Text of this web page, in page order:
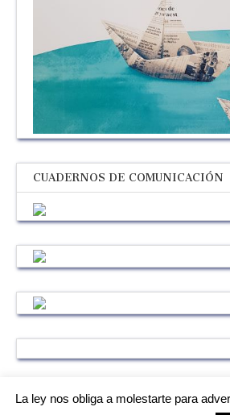
CUADERNOS DE COMUNICACIÓN
La ley nos obliga a molestarte para